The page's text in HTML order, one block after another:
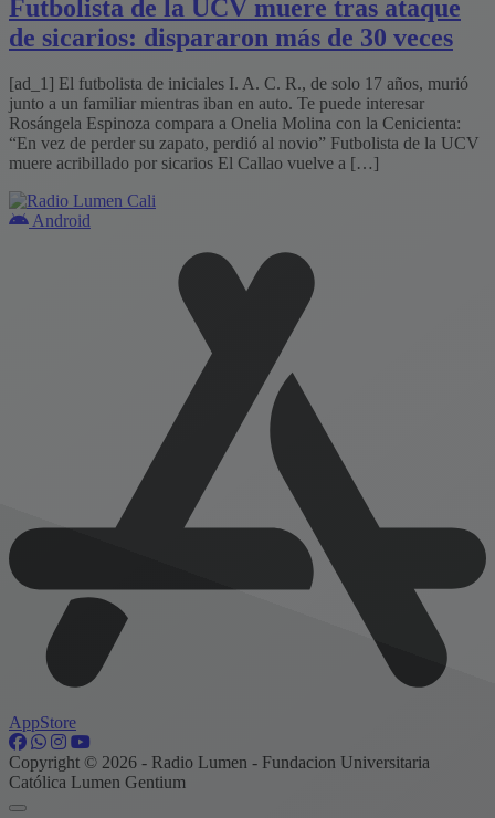
Futbolista de la UCV muere tras ataque
de sicarios: dispararon más de 30 veces
[ad_1] El futbolista de iniciales I. A. C. R., de solo 17 años, murió
junto a un familiar mientras iban en auto. Te puede interesar
Rosángela Espinoza compara a Onelia Molina con la Cenicienta:
“En vez de perder su zapato, perdió al novio” Futbolista de la UCV
muere acribillado por sicarios El Callao vuelve a […]
Android
AppStore
Copyright © 2026 - Radio Lumen - Fundacion Universitaria
Católica Lumen Gentium